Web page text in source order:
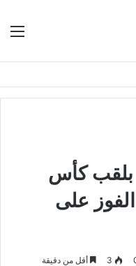
بلقب كأس
الفوز على
3 أقل من دقيقة